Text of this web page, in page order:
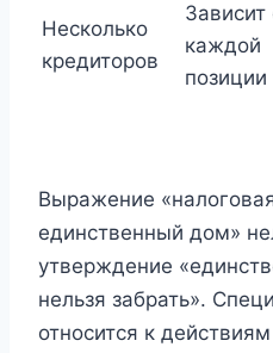
Несколько
кредиторов
Зависит
каждой
позиции
Выражение
единственный дом»
утверждение
нельзя забрать».
относится к